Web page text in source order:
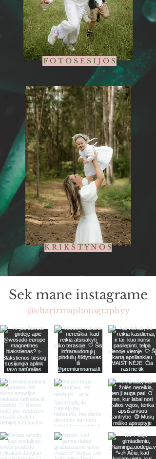
F O T O S E S I J O S
K R I K Š T Y N O S
Sek mane instagrame
@charizmaphotographyy